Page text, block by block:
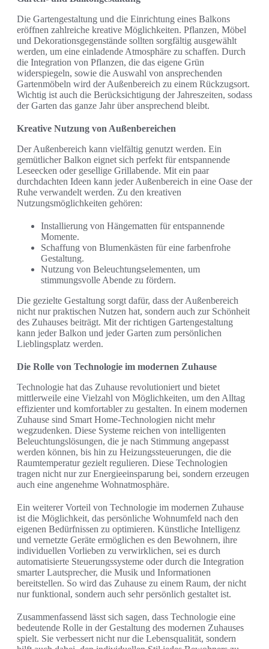
Die Gartengestaltung und die Einrichtung eines Balkons
eröffnen zahlreiche kreative Möglichkeiten. Pflanzen, Möbel
und Dekorationsgegenstände sollten sorgfältig ausgewählt
werden, um eine einladende Atmosphäre zu schaffen. Durch
die Integration von Pflanzen, die das eigene Grün
widerspiegeln, sowie die Auswahl von ansprechenden
Gartenmöbeln wird der Außenbereich zu einem Rückzugsort.
Wichtig ist auch die Berücksichtigung der Jahreszeiten, sodass
der Garten das ganze Jahr über ansprechend bleibt.
Kreative Nutzung von Außenbereichen
Der Außenbereich kann vielfältig genutzt werden. Ein
gemütlicher Balkon eignet sich perfekt für entspannende
Leseecken oder gesellige Grillabende. Mit ein paar
durchdachten Ideen kann jeder Außenbereich in eine Oase der
Ruhe verwandelt werden. Zu den kreativen
Nutzungsmöglichkeiten gehören:
Installierung von Hängematten für entspannende
Momente.
Schaffung von Blumenkästen für eine farbenfrohe
Gestaltung.
Nutzung von Beleuchtungselementen, um
stimmungsvolle Abende zu fördern.
Die gezielte Gestaltung sorgt dafür, dass der Außenbereich
nicht nur praktischen Nutzen hat, sondern auch zur Schönheit
des Zuhauses beiträgt. Mit der richtigen Gartengestaltung
kann jeder Balkon und jeder Garten zum persönlichen
Lieblingsplatz werden.
Die Rolle von Technologie im modernen Zuhause
Technologie hat das Zuhause revolutioniert und bietet
mittlerweile eine Vielzahl von Möglichkeiten, um den Alltag
effizienter und komfortabler zu gestalten. In einem modernen
Zuhause sind Smart Home-Technologien nicht mehr
wegzudenken. Diese Systeme reichen von intelligenten
Beleuchtungslösungen, die je nach Stimmung angepasst
werden können, bis hin zu Heizungssteuerungen, die die
Raumtemperatur gezielt regulieren. Diese Technologien
tragen nicht nur zur Energieeinsparung bei, sondern erzeugen
auch eine angenehme Wohnatmosphäre.
Ein weiterer Vorteil von Technologie im modernen Zuhause
ist die Möglichkeit, das persönliche Wohnumfeld nach den
eigenen Bedürfnissen zu optimieren. Künstliche Intelligenz
und vernetzte Geräte ermöglichen es den Bewohnern, ihre
individuellen Vorlieben zu verwirklichen, sei es durch
automatisierte Steuerungssysteme oder durch die Integration
smarter Lautsprecher, die Musik und Informationen
bereitstellen. So wird das Zuhause zu einem Raum, der nicht
nur funktional, sondern auch sehr persönlich gestaltet ist.
Zusammenfassend lässt sich sagen, dass Technologie eine
bedeutende Rolle in der Gestaltung des modernen Zuhauses
spielt. Sie verbessert nicht nur die Lebensqualität, sondern